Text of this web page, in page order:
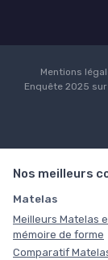
Mentions
Enquête 2025
Nos meilleurs
Matelas
Meilleurs Matelas
mémoire de forme
Comparatif